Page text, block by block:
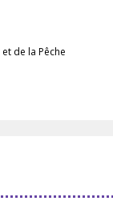
de la Pêche